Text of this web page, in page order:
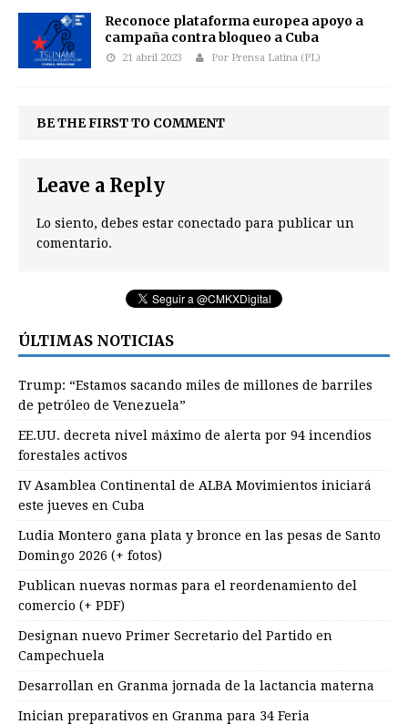
Reconoce plataforma europea apoyo a
campaña contra bloqueo a Cuba
21 abril 2023 Por Prensa Latina (PL)
BE THE FIRST TO COMMENT
Leave a Reply
Lo siento, debes estar conectado para publicar un
comentario.
ÚLTIMAS NOTICIAS
Trump: “Estamos sacando miles de millones de barriles
de petróleo de Venezuela”
EE.UU. decreta nivel máximo de alerta por 94 incendios
forestales activos
IV Asamblea Continental de ALBA Movimientos iniciará
este jueves en Cuba
Ludia Montero gana plata y bronce en las pesas de Santo
Domingo 2026 (+ fotos)
Publican nuevas normas para el reordenamiento del
comercio (+ PDF)
Designan nuevo Primer Secretario del Partido en
Campechuela
Desarrollan en Granma jornada de la lactancia materna
Inician preparativos en Granma para 34 Feria